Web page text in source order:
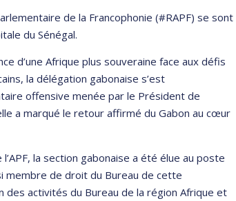
de la Francophonie (#RAPF) se sont
du Sénégal.
d’une Afrique plus souveraine face aux défis
la délégation gabonaise s’est
offensive menée par le Président de
a marqué le retour affirmé du Gabon au cœur
la section gabonaise a été élue au poste
membre de droit du Bureau de cette
des activités du Bureau de la région Afrique et